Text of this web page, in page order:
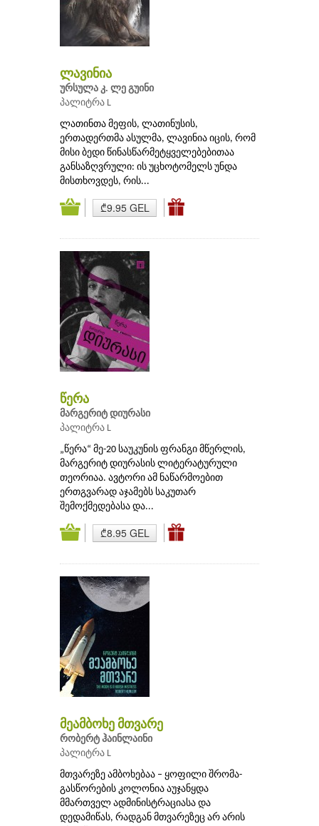
ლავინია
ურსულა კ. ლე გუინი
პალიტრა L
ლათინთა მეფის, ლათინუსის,
ერთადერთმა ასულმა, ლავინია იცის, რომ
მისი ბედი წინასწარმეტყველებებითაა
განსაზღვრული: ის უცხოტომელს უნდა
მისთხოვდეს, რის...
₾9.95 GEL
წერა
მარგერიტ დიურასი
პალიტრა L
„წერა“ მე-20 საუკუნის ფრანგი მწერლის,
მარგერიტ დიურასის ლიტერატურული
თეორიაა. ავტორი ამ ნაწარმოებით
ერთგვარად აჯამებს საკუთარ
შემოქმედებასა და...
₾8.95 GEL
მეამბოხე მთვარე
რობერტ ჰაინლაინი
პალიტრა L
მთვარეზე ამბოხებაა – ყოფილი შრომა-
გასწორების კოლონია აუჯანყდა
მმართველ ადმინისტრაციასა და
დედამიწას, რადგან მთვარეზეც არ არის